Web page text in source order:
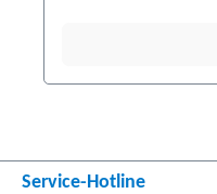
Service-Hotline